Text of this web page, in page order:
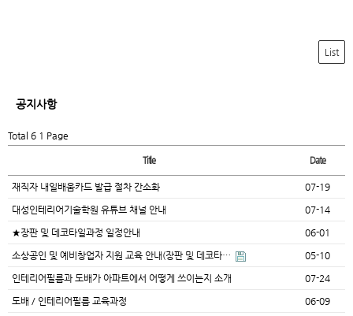
List
공지사항
Total 6 1 Page
Title Date
재직자 내일배움카드 발급 절차 간소화 07-19
대성인테리어기술학원 유튜브 채널 안내 07-14
★장판 및 데코타일과정 일정안내 06-01
소상공인 및 예비창업자 지원 교육 안내(장판 및 데코타… 05-10
인테리어필름과 도배가 아파트에서 어떻게 쓰이는지 소개 07-24
도배 / 인테리어필름 교육과정 06-09